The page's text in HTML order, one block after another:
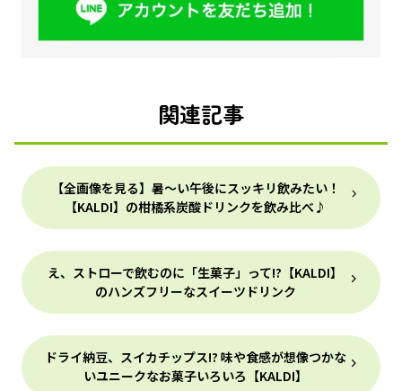
関連記事
【全画像を見る】暑～い午後にスッキリ飲みたい！
【KALDI】の柑橘系炭酸ドリンクを飲み比べ♪
え、ストローで飲むのに「生菓子」って!?【KALDI】
のハンズフリーなスイーツドリンク
ドライ納豆、スイカチップス!? 味や食感が想像つかな
いユニークなお菓子いろいろ【KALDI】